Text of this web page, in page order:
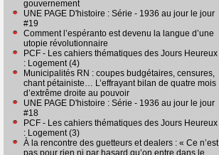
gouvernement
UNE PAGE D'histoire : Série - 1936 au jour le jour
#19
Comment l’espéranto est devenu la langue d’une
utopie révolutionnaire
PCF - Les cahiers thématiques des Jours Heureux
: Logement (4)
Municipalités RN : coupes budgétaires, censures,
chant pétainiste… L’effrayant bilan de quatre mois
d’extrême droite au pouvoir
UNE PAGE D'histoire : Série - 1936 au jour le jour
#18
PCF - Les cahiers thématiques des Jours Heureux
: Logement (3)
À la rencontre des guetteurs et dealers : « Ce n’est